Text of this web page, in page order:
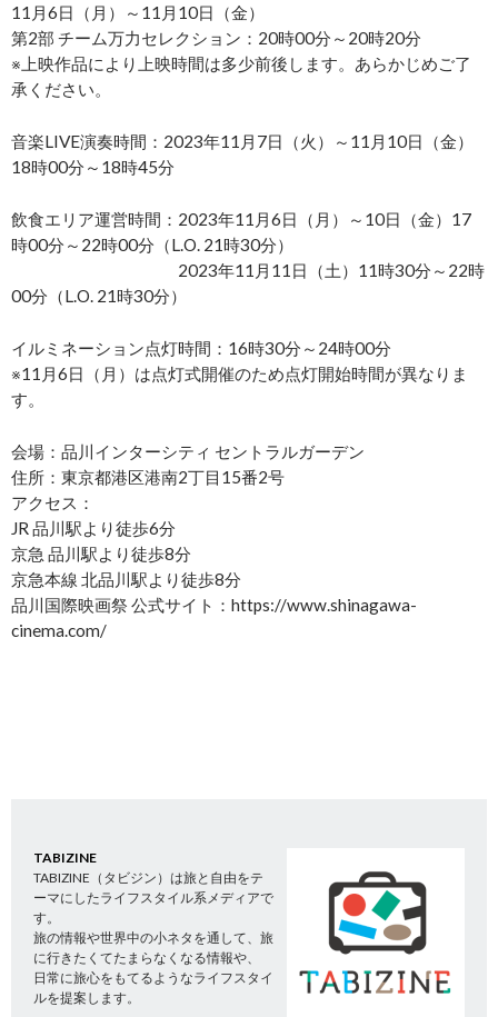
11月6日（月）～11月10日（金）
第2部 チーム万力セレクション：20時00分～20時20分
※上映作品により上映時間は多少前後します。あらかじめご了
承ください。
音楽LIVE演奏時間：2023年11月7日（火）～11月10日（金）
18時00分～18時45分
飲食エリア運営時間：2023年11月6日（月）～10日（金）17
時00分～22時00分（L.O. 21時30分）
2023年11月11日（土）11時30分～22時
00分（L.O. 21時30分）
イルミネーション点灯時間：16時30分～24時00分
※11月6日（月）は点灯式開催のため点灯開始時間が異なりま
す。
会場：品川インターシティ セントラルガーデン
住所：東京都港区港南2丁⽬15番2号
アクセス：
JR 品川駅より徒歩6分
京急 品川駅より徒歩8分
京急本線 北品川駅より徒歩8分
品川国際映画祭 公式サイト：https://www.shinagawa-
cinema.com/
TABIZINE
TABIZINE（タビジン）は旅と自由をテ
ーマにしたライフスタイル系メディアで
す。
旅の情報や世界中の小ネタを通して、旅
に行きたくてたまらなくなる情報や、
日常に旅心をもてるようなライフスタイ
ルを提案します。